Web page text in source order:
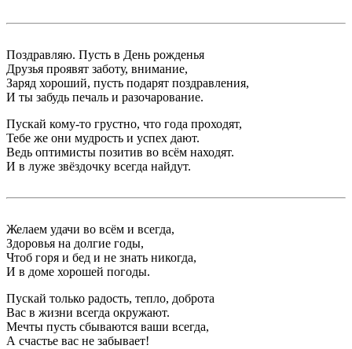
Поздравляю. Пусть в День рожденья
Друзья проявят заботу, внимание,
Заряд хороший, пусть подарят поздравления,
И ты забудь печаль и разочарование.
Пускай кому-то грустно, что года проходят,
Тебе же они мудрость и успех дают.
Ведь оптимисты позитив во всём находят.
И в луже звёздочку всегда найдут.
Желаем удачи во всём и всегда,
Здоровья на долгие годы,
Чтоб горя и бед и не знать никогда,
И в доме хорошей погоды.
Пускай только радость, тепло, доброта
Вас в жизни всегда окружают.
Мечты пусть сбываются ваши всегда,
А счастье вас не забывает!